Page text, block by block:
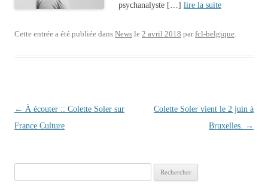
psychanalyste […] lire la suite
Cette entrée a été publiée dans News le 2 avril 2018 parfcl-belgique.
Navigation des articles
← À écouter :: Colette Soler sur
France Culture
Colette Soler vient le 2 juin à
Bruxelles. →